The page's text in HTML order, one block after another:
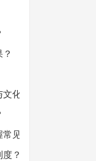
化景点
见姓氏？
？这里有妙招！